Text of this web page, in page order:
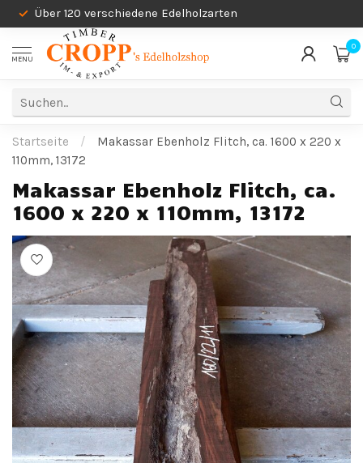
Über 120 verschiedene Edelholzarten
MENU
0
Startseite /
Makassar Ebenholz Flitch, ca. 1600 x 220 x
110mm, 13172
Makassar Ebenholz Flitch, ca.
1600 x 220 x 110mm, 13172